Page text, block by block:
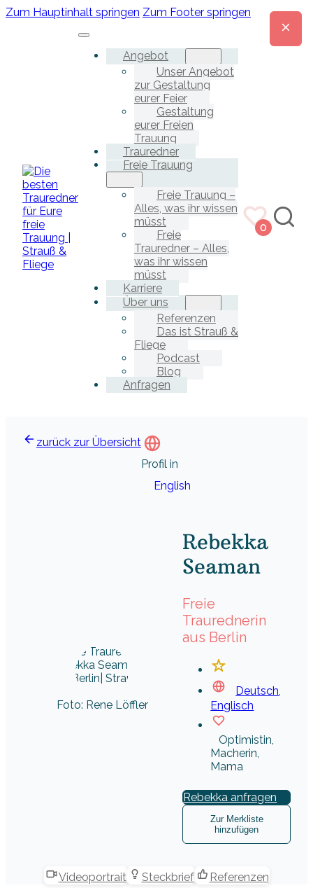
Zum Hauptinhalt springen Zum Footer springen
Angebot
Unser Angebot
zur Gestaltung
eurer Feier
Gestaltung
eurer Freien
Trauung
Trauredner
Freie Trauung
Freie Trauung –
Alles, was ihr wissen
müsst
Freie
Trauredner – Alles,
was ihr wissen
müsst
Karriere
Über uns
Referenzen
Das ist Strauß &
Fliege
Podcast
Blog
Anfragen
0
zurück zur Übersicht
Profil in
English
Foto: Rene Löffler
Rebekka
Seaman
Freie
Traurednerin
aus Berlin
Deutsch,
Englisch
Optimistin,
Macherin,
Mama
Rebekka anfragen
Zur Merkliste
hinzufügen
Videoportrait Steckbrief Referenzen